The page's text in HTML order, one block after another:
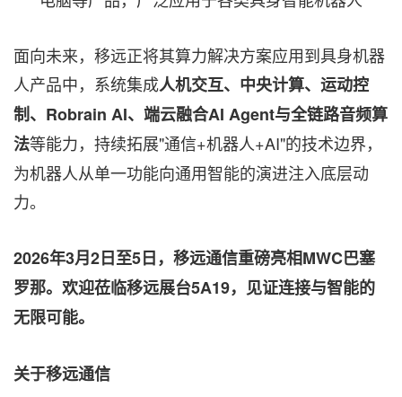
面向未来，移远正将其算力解决方案应用到具身机器
人产品中，系统集成人机交互、中央计算、运动控
制、 Robrain AI、端云融合AI Agent与全链路音频算
法等能力，持续拓展"通信+机器人+AI"的技术边界，
为机器人从单一功能向通用智能的演进注入底层动
力。
2026年3月2日至5日，移远通信重磅亮相MWC巴塞
罗那。欢迎莅临移远展台5A19，见证连接与智能的
无限可能。
关于移远通信